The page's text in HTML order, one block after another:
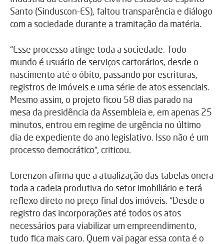
Santo (Sinduscon-ES), faltou transparência e diálogo
com a sociedade durante a tramitação da matéria.
“Esse processo atinge toda a sociedade. Todo
mundo é usuário de serviços cartorários, desde o
nascimento até o óbito, passando por escrituras,
registros de imóveis e uma série de atos essenciais.
Mesmo assim, o projeto ficou 58 dias parado na
mesa da presidência da Assembleia e, em apenas 25
minutos, entrou em regime de urgência no último
dia de expediente do ano legislativo. Isso não é um
processo democrático”, criticou.
Lorenzon afirma que a atualização das tabelas onera
toda a cadeia produtiva do setor imobiliário e terá
reflexo direto no preço final dos imóveis. “Desde o
registro das incorporações até todos os atos
necessários para viabilizar um empreendimento,
tudo fica mais caro. Quem vai pagar essa conta é o